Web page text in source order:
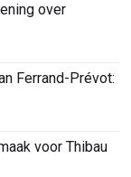
over
Ferrand-Prévot:
voor Thibau